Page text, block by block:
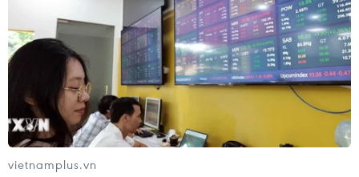
vietnamplus.vn